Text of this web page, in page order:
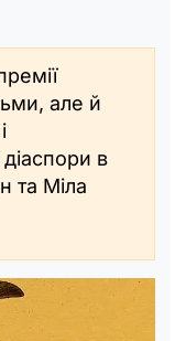
але й
в
та Міла